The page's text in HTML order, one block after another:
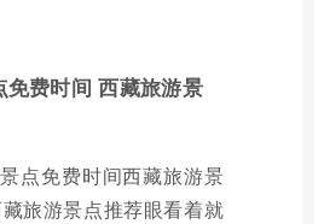
免费时间 西藏旅游景
点免费时间西藏旅游景
旅游景点推荐眼看着就